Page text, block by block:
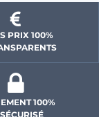
PRIX 100%
100%
SÉCURISÉ